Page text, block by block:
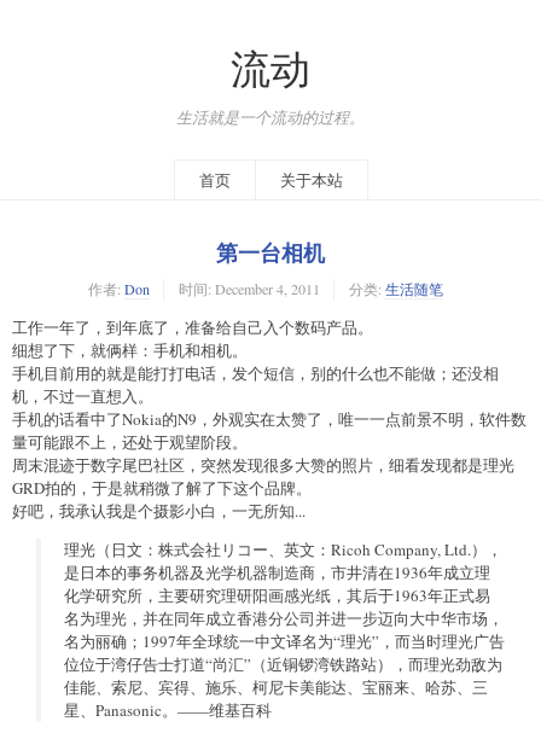
流动
生活就是一个流动的过程。
首页 关于本站
第一台相机
作者: Don 时间: December 4, 2011 分类: 生活随笔
工作一年了，到年底了，准备给自己入个数码产品。
细想了下，就俩样：手机和相机。
手机目前用的就是能打打电话，发个短信，别的什么也不能做；还没相
机，不过一直想入。
手机的话看中了Nokia的N9，外观实在太赞了，唯一一点前景不明，软件数
量可能跟不上，还处于观望阶段。
周末混迹于数字尾巴社区，突然发现很多大赞的照片，细看发现都是理光
GRD拍的，于是就稍微了解了下这个品牌。
好吧，我承认我是个摄影小白，一无所知...
理光（日文：株式会社リコー、英文：Ricoh Company, Ltd.），
是日本的事务机器及光学机器制造商，市井清在1936年成立理
化学研究所，主要研究理研阳画感光纸，其后于1963年正式易
名为理光，并在同年成立香港分公司并进一步迈向大中华市场，
名为丽确；1997年全球统一中文译名为“理光”，而当时理光广告
位位于湾仔告士打道“尚汇”（近铜锣湾铁路站），而理光劲敌为
佳能、索尼、宾得、施乐、柯尼卡美能达、宝丽来、哈苏、三
星、Panasonic。——维基百科